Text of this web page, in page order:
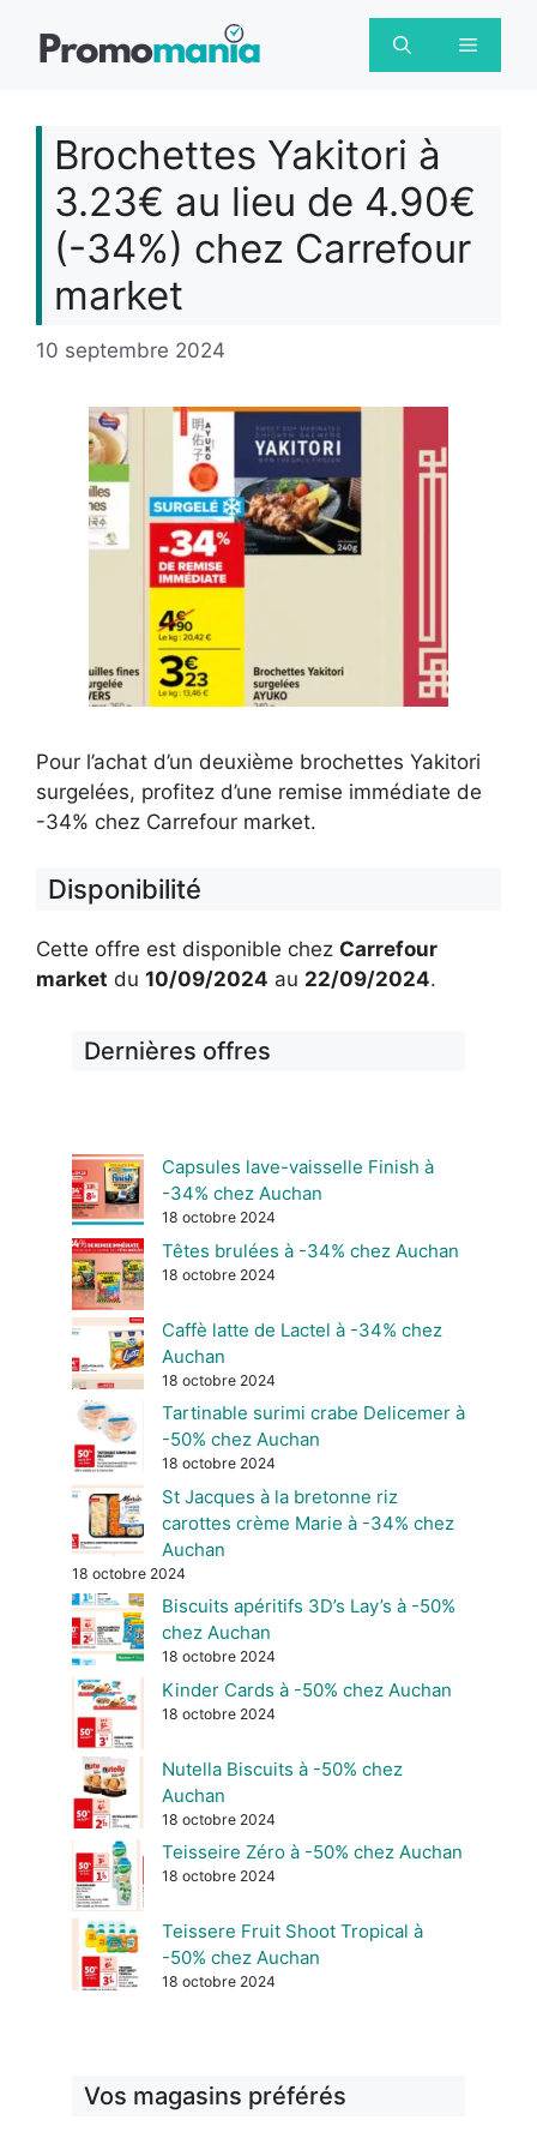
Menu
Brochettes Yakitori à
3.23€ au lieu de 4.90€
(-34%) chez Carrefour
market
10 septembre 2024
Pour l’achat d’un deuxième brochettes Yakitori
surgelées, profitez d’une remise immédiate de
-34% chez Carrefour market.
Disponibilité
Cette offre est disponible chez Carrefour
market du 10/09/2024 au 22/09/2024.
Dernières offres
Capsules lave-vaisselle Finish à
-34% chez Auchan
18 octobre 2024
Têtes brulées à -34% chez Auchan
18 octobre 2024
Caffè latte de Lactel à -34% chez
Auchan
18 octobre 2024
Tartinable surimi crabe Delicemer à
-50% chez Auchan
18 octobre 2024
St Jacques à la bretonne riz
carottes crème Marie à -34% chez
Auchan
18 octobre 2024
Biscuits apéritifs 3D’s Lay’s à -50%
chez Auchan
18 octobre 2024
Kinder Cards à -50% chez Auchan
18 octobre 2024
Nutella Biscuits à -50% chez
Auchan
18 octobre 2024
Teisseire Zéro à -50% chez Auchan
18 octobre 2024
Teissere Fruit Shoot Tropical à
-50% chez Auchan
18 octobre 2024
Vos magasins préférés